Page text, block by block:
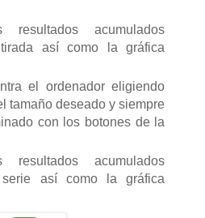
acumulados
así como la gráfica
el ordenador eligiendo
tamaño deseado y siempre
con los botones de la
acumulados
así como la gráfica